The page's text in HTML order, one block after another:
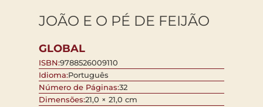
JOÃO E O PÉ DE FEIJÃO
GLOBAL
ISBN:9788526009110
Idioma:Português
Número de Páginas:32
Dimensões:21,0 × 21,0 cm